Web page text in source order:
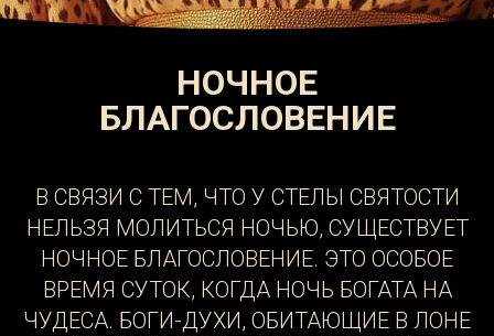
НОЧНОЕ
БЛАГОСЛОВЕНИЕ
В СВЯЗИ С ТЕМ, ЧТО У СТЕЛЫ СВЯТОСТИ
НЕЛЬЗЯ МОЛИТЬСЯ НОЧЬЮ, СУЩЕСТВУЕТ
НОЧНОЕ БЛАГОСЛОВЕНИЕ. ЭТО ОСОБОЕ
ВРЕМЯ СУТОК, КОГДА НОЧЬ БОГАТА НА
ЧУДЕСА. БОГИ-ДУХИ, ОБИТАЮЩИЕ В ЛОНЕ